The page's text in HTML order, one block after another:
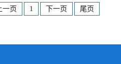
一页 1 下一页 尾页